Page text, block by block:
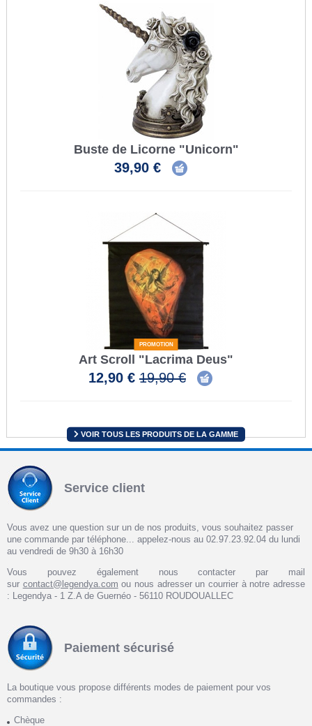
Buste de Licorne "Unicorn"
39,90 €
PROMOTION
Art Scroll "Lacrima Deus"
12,90 € 19,90 €
VOIR TOUS LES PRODUITS DE LA GAMME
Service client
Vous avez une question sur un de nos produits, vous souhaitez passer
une commande par téléphone... appelez-nous au 02.97.23.92.04 du lundi
au vendredi de 9h30 à 16h30
Vous pouvez également nous contacter par mail
sur contact@legendya.com ou nous adresser un courrier à notre adresse
: Legendya - 1 Z.A de Guernéo - 56110 ROUDOUALLEC
Paiement sécurisé
La boutique vous propose différents modes de paiement pour vos
commandes :
Chèque